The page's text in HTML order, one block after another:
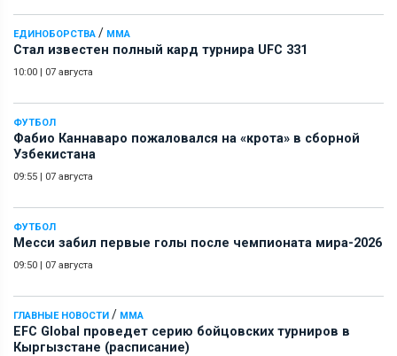
ЕДИНОБОРСТВА / ММА
Стал известен полный кард турнира UFC 331
10:00 | 07 августа
ФУТБОЛ
Фабио Каннаваро пожаловался на «крота» в сборной
Узбекистана
09:55 | 07 августа
ФУТБОЛ
Месси забил первые голы после чемпионата мира-2026
09:50 | 07 августа
ГЛАВНЫЕ НОВОСТИ / ММА
EFC Global проведет серию бойцовских турниров в
Кыргызстане (расписание)